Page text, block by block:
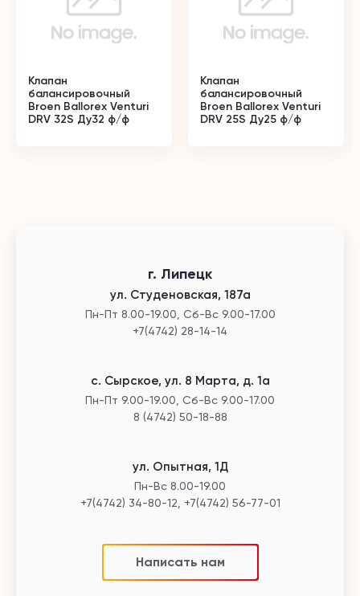
Клапан
балансировочный
Broen Ballorex Venturi
DRV 32S Ду32 ф/ф
Клапан
балансировочный
Broen Ballorex Venturi
DRV 25S Ду25 ф/ф
г. Липецк
ул. Студеновская, 187а
Пн-Пт 8.00-19.00, Сб-Вс 9.00-17.00
+7(4742) 28-14-14
с. Сырское, ул. 8 Марта, д. 1а
Пн-Пт 9.00-19.00, Сб-Вс 9.00-17.00
8 (4742) 50-18-88
ул. Опытная, 1Д
Пн-Вс 8.00-19.00
+7(4742) 34-80-12, +7(4742) 56-77-01
Написать нам